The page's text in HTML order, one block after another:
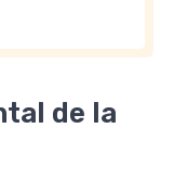
de la